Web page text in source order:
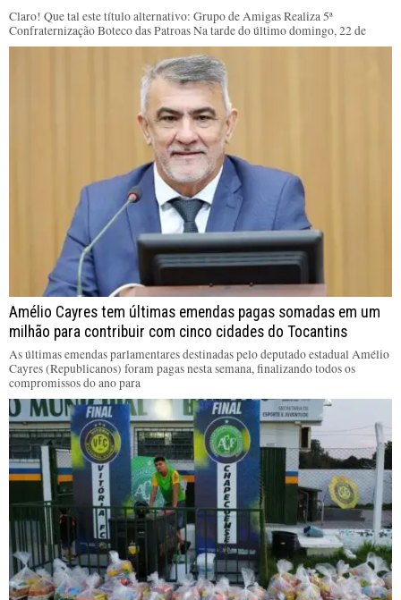
Claro! Que tal este título alternativo: Grupo de Amigas Realiza 5ª
Confraternização Boteco das Patroas Na tarde do último domingo, 22 de
Amélio Cayres tem últimas emendas pagas somadas em um
milhão para contribuir com cinco cidades do Tocantins
As últimas emendas parlamentares destinadas pelo deputado estadual Amélio
Cayres (Republicanos) foram pagas nesta semana, finalizando todos os
compromissos do ano para